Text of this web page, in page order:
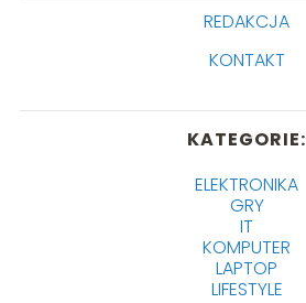
REDAKCJA
KONTAKT
KATEGORIE:
ELEKTRONIKA
GRY
IT
KOMPUTER
LAPTOP
LIFESTYLE